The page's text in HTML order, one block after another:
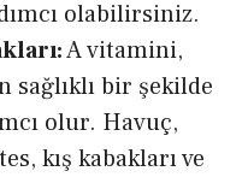
olabilirsiniz.
A vitamini,
bir şekilde
olur. Havuç,
kış kabakları ve